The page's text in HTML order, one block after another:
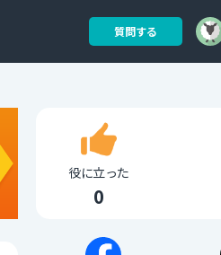
質問する
役に立った
0